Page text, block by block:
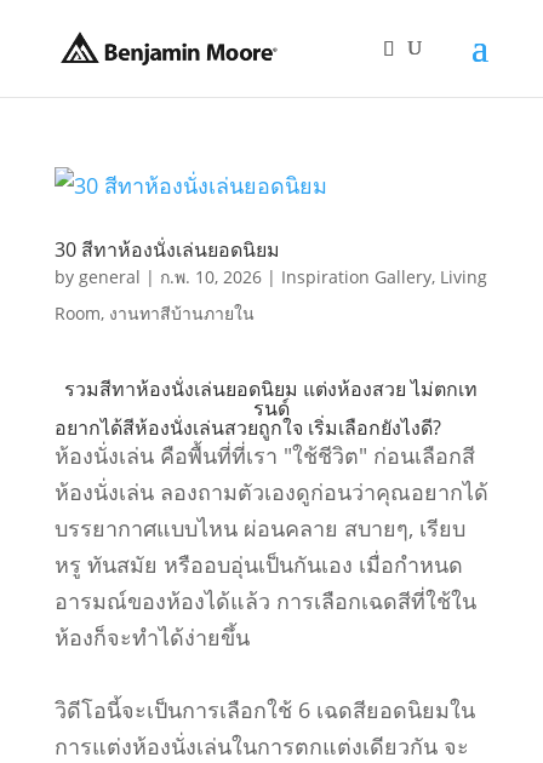
30 สีทาห้องนั่งเล่นยอดนิยม
by general | ก.พ. 10, 2026| Inspiration Gallery, Living
Room, งานทาสีบ้านภายใน
รวมสีทาห้องนั่งเล่นยอดนิยม แต่งห้องสวย ไม่ตกเท
รนด์
อยากได้สีห้องนั่งเล่นสวยถูกใจ เริ่มเลือกยังไงดี?
ห้องนั่งเล่น คือพื้นที่ที่เรา "ใช้ชีวิต" ก่อนเลือกสี
ห้องนั่งเล่น ลองถามตัวเองดูก่อนว่าคุณอยากได้
บรรยากาศแบบไหน ผ่อนคลาย สบายๆ, เรียบ
หรู ทันสมัย หรืออบอุ่นเป็นกันเอง เมื่อกำหนด
อารมณ์ของห้องได้แล้ว การเลือกเฉดสีที่ใช้ใน
ห้องก็จะทำได้ง่ายขึ้น
วิดีโอนี้จะเป็นการเลือกใช้ 6 เฉดสียอดนิยมใน
การแต่งห้องนั่งเล่นในการตกแต่งเดียวกัน จะ